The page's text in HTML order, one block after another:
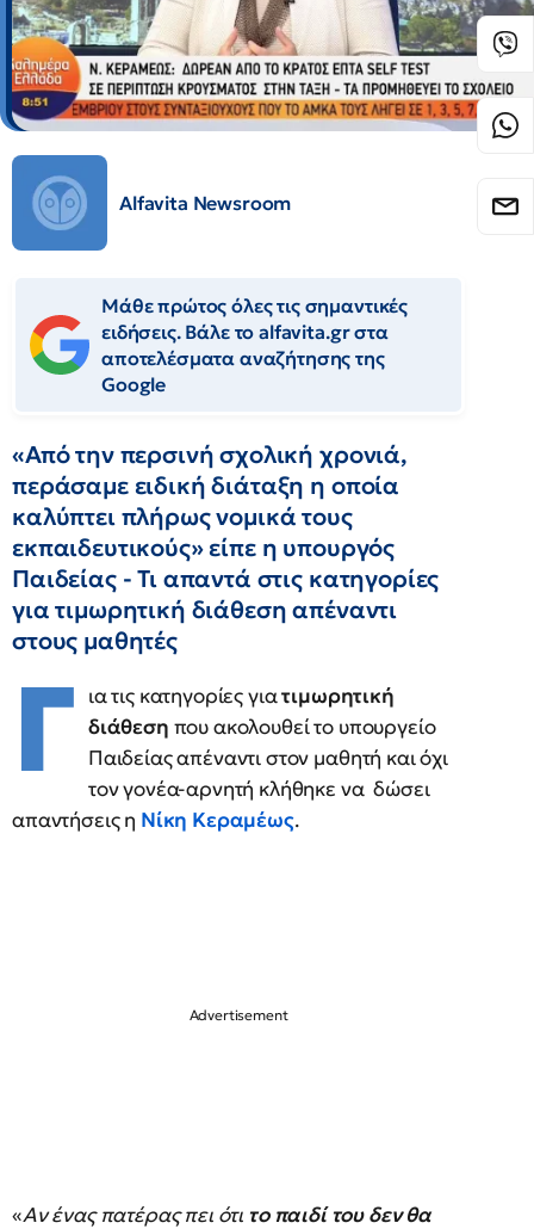
Alfavita Newsroom
Μάθε πρώτος όλες τις σημαντικές
ειδήσεις. Βάλε το alfavita.gr στα
αποτελέσματα αναζήτησης της
Google
«Από την περσινή σχολική χρονιά,
περάσαμε ειδική διάταξη η οποία
καλύπτει πλήρως νομικά τους
εκπαιδευτικούς» είπε η υπουργός
Παιδείας - Τι απαντά στις κατηγορίες
για τιμωρητική διάθεση απέναντι
στους μαθητές
Γ ια τις κατηγορίες γιατιμωρητική
διάθεση που ακολουθεί το υπουργείο
Παιδείας απέναντι στον μαθητή και όχι
τον γονέα-αρνητή κλήθηκε να δώσει
απαντήσεις η Νίκη Κεραμέως.
«Αν ένας πατέρας πει ότι το παιδί του δεν θα